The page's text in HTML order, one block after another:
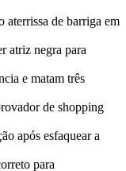
aterrissa de barriga em
atriz negra para
e matam três
de shopping
após esfaquear a
para